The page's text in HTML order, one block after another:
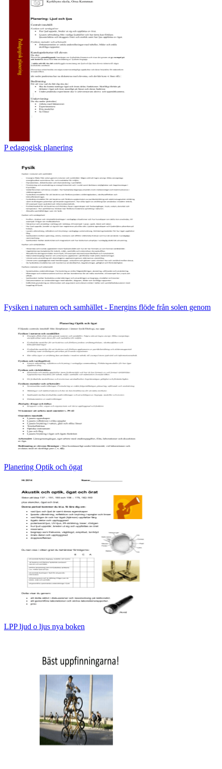
P edagogisk planering
Fysiken i naturen och samhället - Energins flöde från solen genom
Planering Optik och ögat
LPP ljud o ljus nya boken